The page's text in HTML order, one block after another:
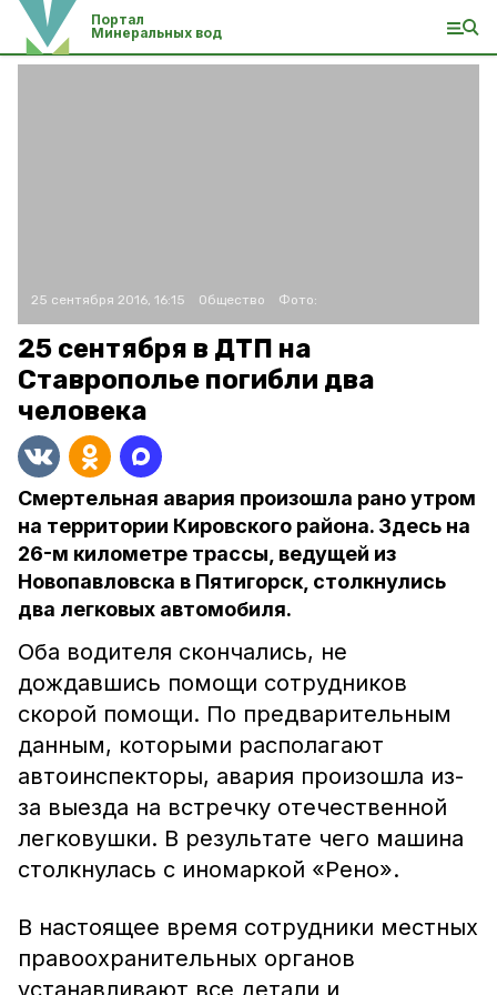
Портал
Минеральных вод
25 сентября 2016, 16:15 Общество Фото:
25 сентября в ДТП на
Ставрополье погибли два
человека
Смертельная авария произошла рано утром
на территории Кировского района. Здесь на
26-м километре трассы, ведущей из
Новопавловска в Пятигорск, столкнулись
два легковых автомобиля.
Оба водителя скончались, не
дождавшись помощи сотрудников
скорой помощи. По предварительным
данным, которыми располагают
автоинспекторы, авария произошла из-
за выезда на встречку отечественной
легковушки. В результате чего машина
столкнулась с иномаркой «Рено».
В настоящее время сотрудники местных
правоохранительных органов
устанавливают все детали и